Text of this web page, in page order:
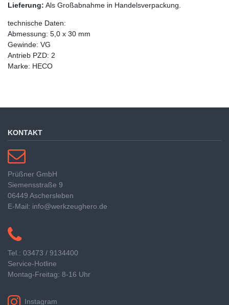
Lieferung: Als Großabnahme in Handelsverpackung.
technische Daten:
Abmessung: 5,0 x 30 mm
Gewinde: VG
Antrieb PZD: 2
Marke: HECO
KONTAKT
Prüßner GmbH
Siemensstraße 9
06449 Aschersleben
E-Mail: info@werkzeughero.de
Tel.: 03473 / 9134400
Service-Hotline
Montag-Freitag: 8-16 Uhr
Instagram